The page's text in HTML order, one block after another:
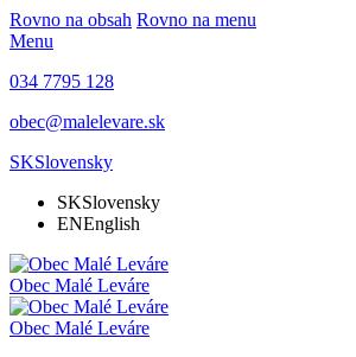
Rovno na obsah Rovno na menu
Menu
034 7795 128
obec@malelevare.sk
SKSlovensky
SKSlovensky
ENEnglish
Obec Malé Leváre
Obec Malé Leváre